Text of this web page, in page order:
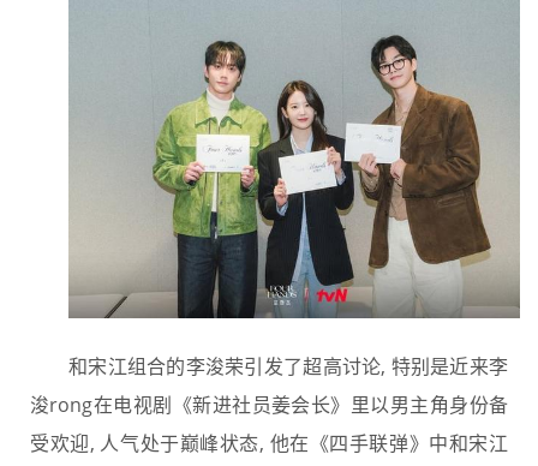
和宋江组合的李浚荣引发了超高讨论, 特别是近来李
浚rong在电视剧《新进社员姜会长》里以男主角身份备
受欢迎, 人气处于巅峰状态, 他在《四手联弹》中和宋江